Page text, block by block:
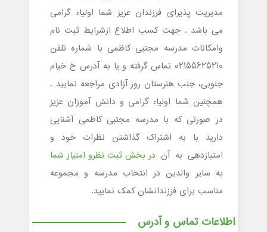
مدیریت پذیرای فرزندان عزیز شما اولیاء گرامی
می باشد . جهت کسب اطلاع ازشرایط ثبت نام
وامکانات مدرسه مجتبی کاظمی با شماره تلفن
02155625210 تماس گرفته و یا به آدرس خ خیام
جنوبی، جنب هنرستان روز آزادی مراجعه نمایید .
همچنین شما اولیاء گرامی و دانش آموزان عزیز
در صورتی که با مدرسه مجتبی کاظمی آشنایی
دارید با به اشتراک گذاشتن نظرات خود و
امتیازدهی به آن در بخش ثبت نظرو امتیاز شما
به سایر والدین در انتخاب مدرسه و مجموعه
مناسب برای فرزندانشان کمک نمایید.
اطلاعات تماس و آدرس